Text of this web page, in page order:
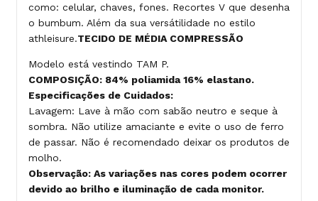
como: celular, chaves, fones. Recortes V que desenha
o bumbum. Além da sua versátilidade no estilo
athleisure.TECIDO DE MÉDIA COMPRESSÃO
Modelo está vestindo TAM P.
COMPOSIÇÃO: 84% poliamida 16% elastano.
Especificações de Cuidados:
Lavagem: Lave à mão com sabão neutro e seque à
sombra. Não utilize amaciante e evite o uso de ferro
de passar. Não é recomendado deixar os produtos de
molho.
Observação: As variações nas cores podem ocorrer
devido ao brilho e iluminação de cada monitor.